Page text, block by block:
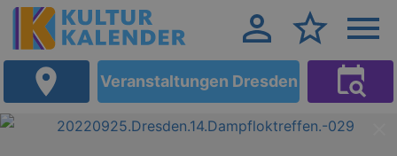
Veranstaltungen Dresden